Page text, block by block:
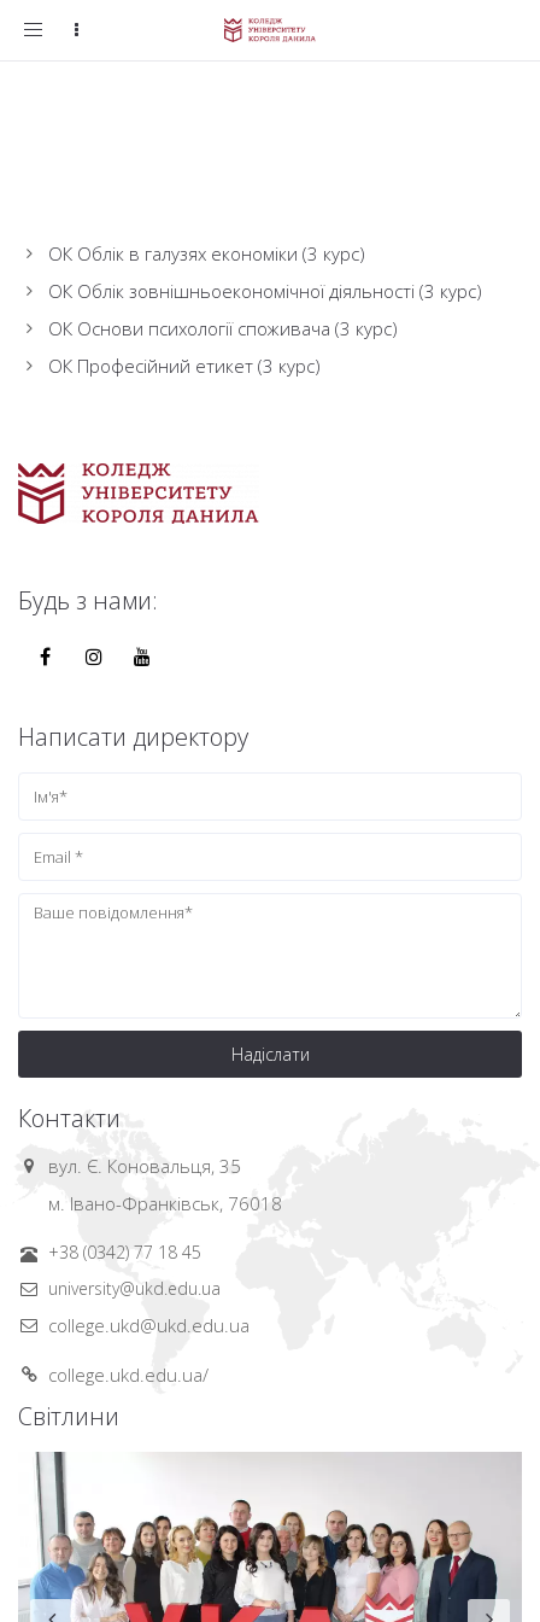
Toggle
ОК Облік в галузях економіки (3 курс)
ОК Облік зовнішньоекономічної діяльності (3 курс)
ОК Основи психології споживача (3 курс)
ОК Професійний етикет (3 курс)
Будь з нами:
Написати директору
Надіслати
Контакти
вул. Є. Коновальця, 35
м. Івано-Франківськ, 76018
+38 (0342) 77 18 45
university@ukd.edu.ua
college.ukd@ukd.edu.ua
college.ukd.edu.ua/
Світлини